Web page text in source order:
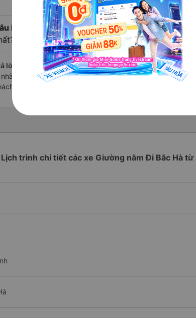
hỏi:
Review xe đi Bắc Hà - Lào Cai từ Lào Cai
lời:
Những hãng có loại xe Giường nằm đi Lào Cai Bắc
nhà xe Vũ Hán Group đi Bắc Hà - Lào Cai từ Lào Cai với
hàng).
Lịch trình chi tiết các xe Giường nằm Đi Bắc Hà từ